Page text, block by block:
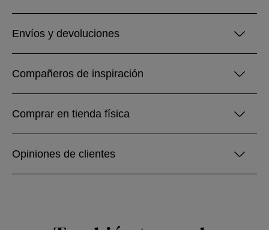
Envíos y devoluciones
Compañeros de inspiración
Comprar en tienda física
Opiniones de clientes